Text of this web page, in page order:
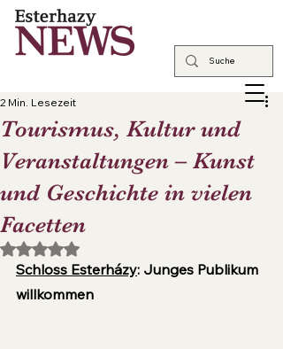
Tourismus, Kultur und
Veranstaltungen – Kunst
und Geschichte in vielen
Facetten
2 Min. Lesezeit
Mit NaN von 5 Sternen bewertet.
Schloss Esterházy: Junges Publikum
willkommen